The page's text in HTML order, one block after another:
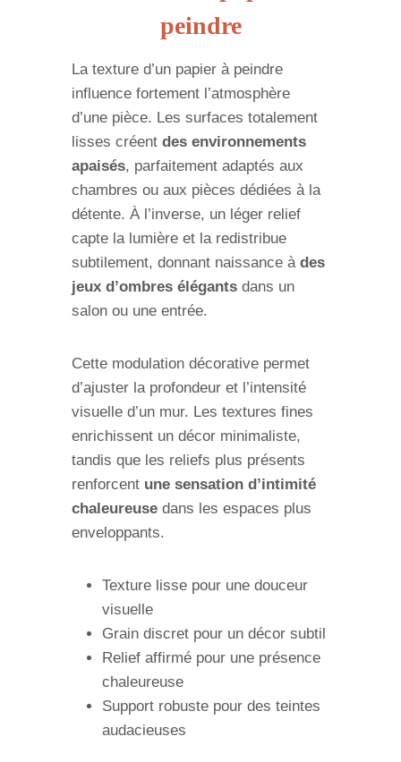
peindre
La texture d’un papier à peindre
influence fortement l’atmosphère
d’une pièce. Les surfaces totalement
lisses créent des environnements
apaisés, parfaitement adaptés aux
chambres ou aux pièces dédiées à la
détente. À l’inverse, un léger relief
capte la lumière et la redistribue
subtilement, donnant naissance à des
jeux d’ombres élégants dans un
salon ou une entrée.
Cette modulation décorative permet
d’ajuster la profondeur et l’intensité
visuelle d’un mur. Les textures fines
enrichissent un décor minimaliste,
tandis que les reliefs plus présents
renforcent une sensation d’intimité
chaleureuse dans les espaces plus
enveloppants.
Texture lisse pour une douceur
visuelle
Grain discret pour un décor subtil
Relief affirmé pour une présence
chaleureuse
Support robuste pour des teintes
audacieuses